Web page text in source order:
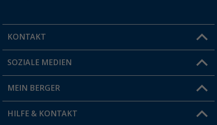
KONTAKT
Du hast eine Frage?
Filiale finden
SOZIALE MEDIEN
MEIN BERGER
Vorteilskarte
HILFE & KONTAKT